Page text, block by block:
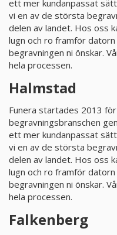
010-
ett mer kundanpassat
vi en av de största
delen av landet. Hos oss
lugn och ro framför
begravningen ni önskar.
hela processen.
Halmstad
Funera startades 2013
begravningsbranschen
ett mer kundanpassat
vi en av de största
delen av landet. Hos oss
lugn och ro framför
begravningen ni önskar.
hela processen.
Falkenberg